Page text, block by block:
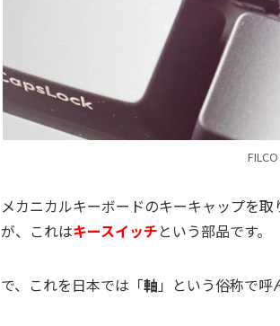
メカニカルキーボードのキーキャップを
が、これはキースイッチという部品です。
で、これを日本では「軸 」という俗称で呼